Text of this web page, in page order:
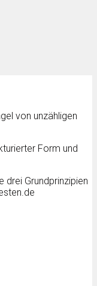
von unzähligen
Form und
drei Grundprinzipien